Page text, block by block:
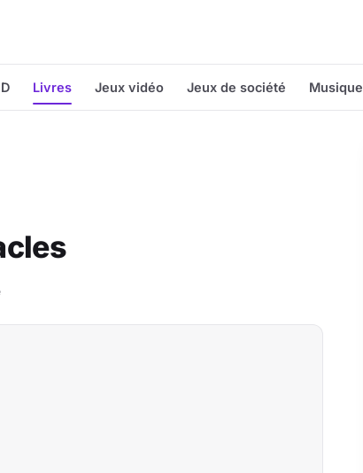
Livres Jeux vidéo Jeux de société Musique